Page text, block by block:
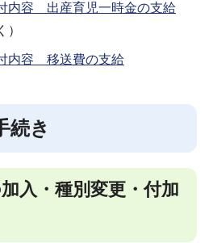
内容 出産育児一時金の支給
）
内容 移送費の支給
続き
入・種別変更・付加